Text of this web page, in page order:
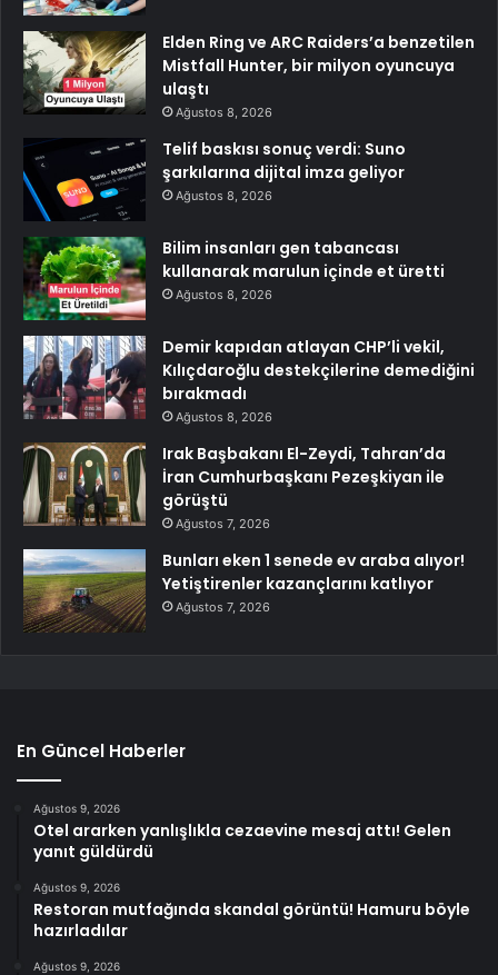
Elden Ring ve ARC Raiders’a benzetilen
Mistfall Hunter, bir milyon oyuncuya
ulaştı
Ağustos 8, 2026
Telif baskısı sonuç verdi: Suno
şarkılarına dijital imza geliyor
Ağustos 8, 2026
Bilim insanları gen tabancası
kullanarak marulun içinde et üretti
Ağustos 8, 2026
Demir kapıdan atlayan CHP’li vekil,
Kılıçdaroğlu destekçilerine demediğini
bırakmadı
Ağustos 8, 2026
Irak Başbakanı El-Zeydi, Tahran’da
İran Cumhurbaşkanı Pezeşkiyan ile
görüştü
Ağustos 7, 2026
Bunları eken 1 senede ev araba alıyor!
Yetiştirenler kazançlarını katlıyor
Ağustos 7, 2026
En Güncel Haberler
Ağustos 9, 2026
Otel ararken yanlışlıkla cezaevine mesaj attı! Gelen
yanıt güldürdü
Ağustos 9, 2026
Restoran mutfağında skandal görüntü! Hamuru böyle
hazırladılar
Ağustos 9, 2026